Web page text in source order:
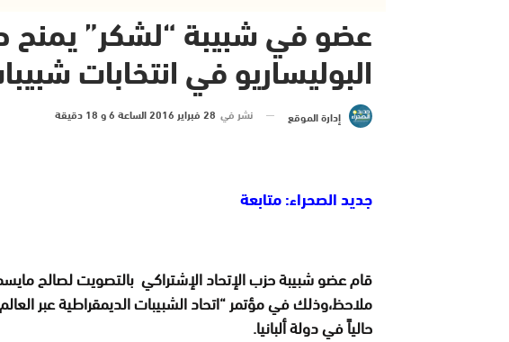
عضو في شبيبة “لشكر” يمنح
البوليساريو في انتخابات
إدارة الموقع نشر في 28 فبراير 2016 الساعة 6 و 18 دقيقة
جديد الصحراء: متابعة
قام عضو شبيبة حزب الإتحاد الإشتراكي بالتصويت لصالح
ملاحظ،وذلك في مؤتمر “اتحاد الشبيبات الديمقراطية عبر
حالياً في دولة ألبانيا.